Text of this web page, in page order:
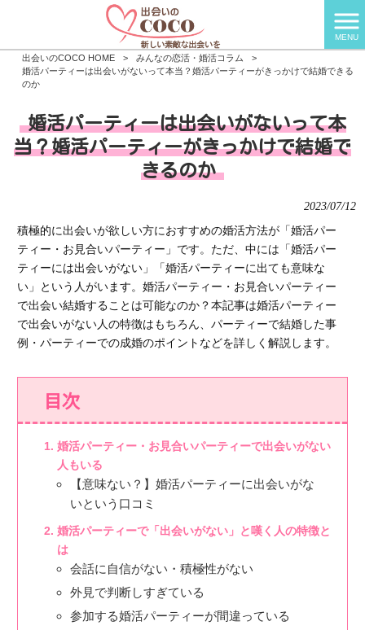
MENU
出会いのCOCO HOME > みんなの恋活・婚活コラム
>
婚活パーティーは出会いがないって本当？婚活パーティーがきっかけで結婚できる
のか
婚活パーティーは出会いがないって本
当？婚活パーティーがきっかけで結婚で
きるのか
2023/07/12
積極的に出会いが欲しい方におすすめの婚活方法が「婚活パー
ティー・お見合いパーティー」です。ただ、中には「婚活パー
ティーには出会いがない」「婚活パーティーに出ても意味な
い」という人がいます。婚活パーティー・お見合いパーティー
で出会い結婚することは可能なのか？本記事は婚活パーティー
で出会いがない人の特徴はもちろん、パーティーで結婚した事
例・パーティーでの成婚のポイントなどを詳しく解説します。
目次
婚活パーティー・お見合いパーティーで出会いがない
人もいる
【意味ない？】婚活パーティーに出会いがな
いという口コミ
婚活パーティーで「出会いがない」と嘆く人の特徴と
は
会話に自信がない・積極性がない
外見で判断しすぎている
参加する婚活パーティーが間違っている